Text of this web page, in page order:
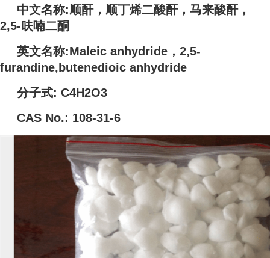
中文名称:顺酐，顺丁烯二酸酐，马来酸酐，
2,5-呋喃二酮
英文名称:Maleic anhydride，2,5-
furandine,butenedioic anhydride
分子式: C4H2O3
CAS No.: 108-31-6